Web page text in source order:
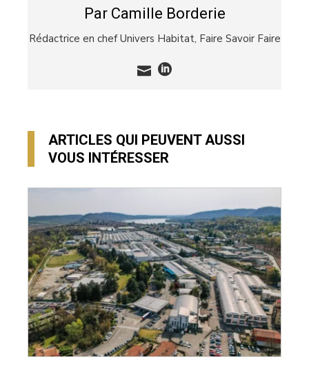
Par Camille Borderie
Rédactrice en chef Univers Habitat, Faire Savoir Faire
ARTICLES QUI PEUVENT AUSSI
VOUS INTÉRESSER